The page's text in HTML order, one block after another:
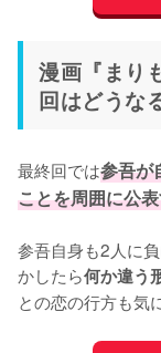
漫画『まり
回はどうな
最終回では参吾が
ことを周囲に公
参吾自身も2人に
かしたら何か違う
との恋の行方も気